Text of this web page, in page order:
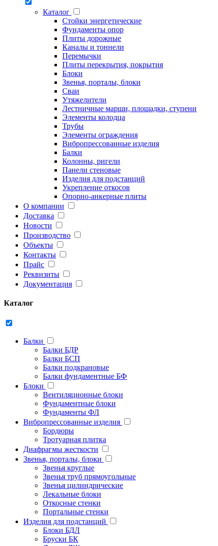
Каталог
Стойки энергетические
Фундаменты опор
Плиты дорожные
Каналы и тоннели
Перемычки
Плиты перекрытия, покрытия
Блоки
Звенья, порталы, блоки
Сваи
Утяжелители
Лестничные марши, площадки, ступени
Элементы колодца
Трубы
Элементы ограждения
Вибропрессованные изделия
Балки
Колонны, ригели
Панели стеновые
Изделия для подстанций
Укрепление откосов
Опорно-анкерные плиты
О компании
Доставка
Новости
Производство
Объекты
Контакты
Прайс
Реквизиты
Документация
Каталог
Балки
Балки БДР
Балки БСП
Балки подкрановые
Балки фундаментные БФ
Блоки
Вентиляционные блоки
Фундаментные блоки
Фундаменты ФЛ
Вибропрессованные изделия
Бордюры
Тротуарная плитка
Диафрагмы жесткости
Звенья, порталы, блоки
Звенья круглые
Звенья труб прямоугольные
Звенья цилиндрические
Лекальные блоки
Откосные стенки
Портальные стенки
Изделия для подстанций
Блоки БДЛ
Бруски БК